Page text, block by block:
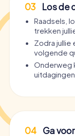
03 Los de
Raadsels,
trekken
Zodra jullie
volgende
Onderweg
uitdagingen
04 Ga